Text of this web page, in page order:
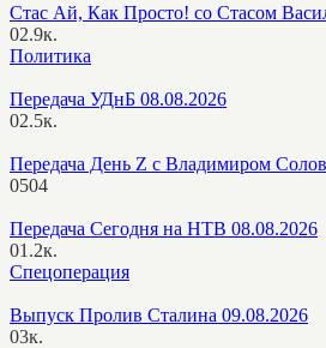
Стас Ай, Как Просто! со Стасом
02.9к.
Политика
Передача УДнБ 08.08.2026
02.5к.
Передача День Z с Владимиром
0504
Передача Сегодня на НТВ 08.08.2026
01.2к.
Спецоперация
Выпуск Пролив Сталина 09.08.2026
03к.